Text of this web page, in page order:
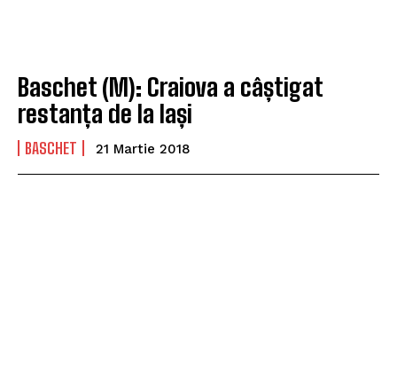
Baschet (M): Craiova a câștigat
restanța de la Iași
BASCHET 21 Martie 2018